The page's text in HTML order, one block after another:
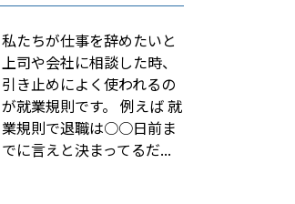
◯
◯
対応可能
△
なし
△
私たちが仕事を辞めたいと
上司や会社に相談した時、
引き止めによく使われるの
が就業規則です。 例えば 就
業規則で退職は○○日前ま
でに言えと決まってるだ...